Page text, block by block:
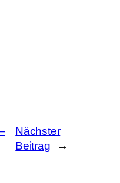
Nächster
Beitrag
→